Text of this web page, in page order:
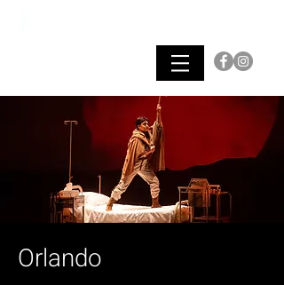
Orlando